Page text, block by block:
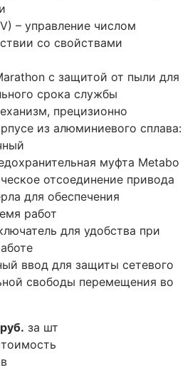
– управление числом
со свойствами
с защитой от пыли для
срока службы
прецизионно
из алюминиевого сплава:
муфта Metabo
отсоединение привода
для обеспечения
работ
для удобства при
ввод для защиты сетевого
свободы перемещения во
за шт